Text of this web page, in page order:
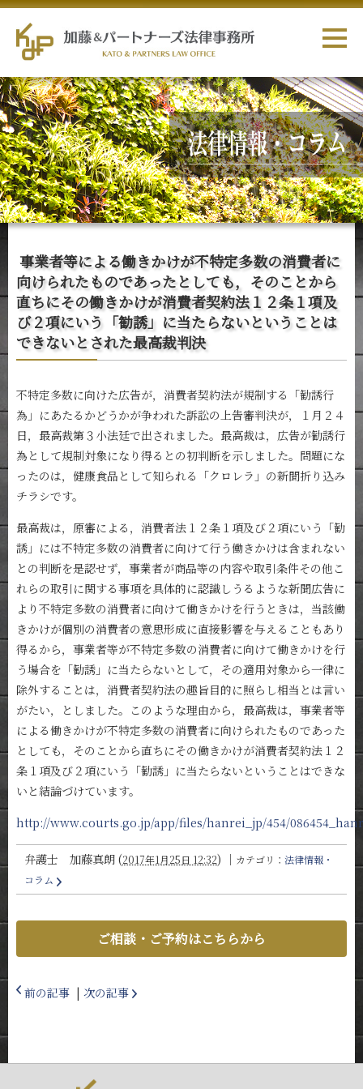
事業者等による働きかけが不特定多数の消費者に
向けられたものであったとしても，そのことから
直ちにその働きかけが消費者契約法１２条１項及
び２項にいう「勧誘」に当たらないということは
できないとされた最高裁判決
不特定多数に向けた広告が，消費者契約法が規制する「勧誘行
為」にあたるかどうかが争われた訴訟の上告審判決が，１月２４
日，最高裁第３小法廷で出されました。最高裁は，広告が勧誘行
為として規制対象になり得るとの初判断を示しました。問題にな
ったのは，健康食品として知られる「クロレラ」の新聞折り込み
チラシです。
最高裁は，原審による，消費者法１２条１項及び２項にいう「勧
誘」には不特定多数の消費者に向けて行う働きかけは含まれない
との判断を是認せず，事業者が商品等の内容や取引条件その他こ
れらの取引に関する事項を具体的に認識しうるような新聞広告に
より不特定多数の消費者に向けて働きかけを行うときは，当該働
きかけが個別の消費者の意思形成に直接影響を与えることもあり
得るから，事業者等が不特定多数の消費者に向けて働きかけを行
う場合を「勧誘」に当たらないとして，その適用対象から一律に
除外することは，消費者契約法の趣旨目的に照らし相当とは言い
がたい，としました。このような理由から，最高裁は，事業者等
による働きかけが不特定多数の消費者に向けられたものであった
としても，そのことから直ちにその働きかけが消費者契約法１２
条１項及び２項にいう「勧誘」に当たらないということはできな
いと結論づけています。
http://www.courts.go.jp/app/files/hanrei_jp/454/
弁護士 加藤真朗 (2017年1月25日 12:32) ｜ カテゴリ： 法律情報・
コラム
ご相談・ご予約はこちらから
前の記事 | 次の記事